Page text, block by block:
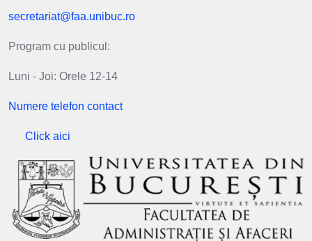
secretariat@faa.unibuc.ro
Program cu publicul:
Luni - Joi: Orele 12-14
Numere telefon contact
Click aici